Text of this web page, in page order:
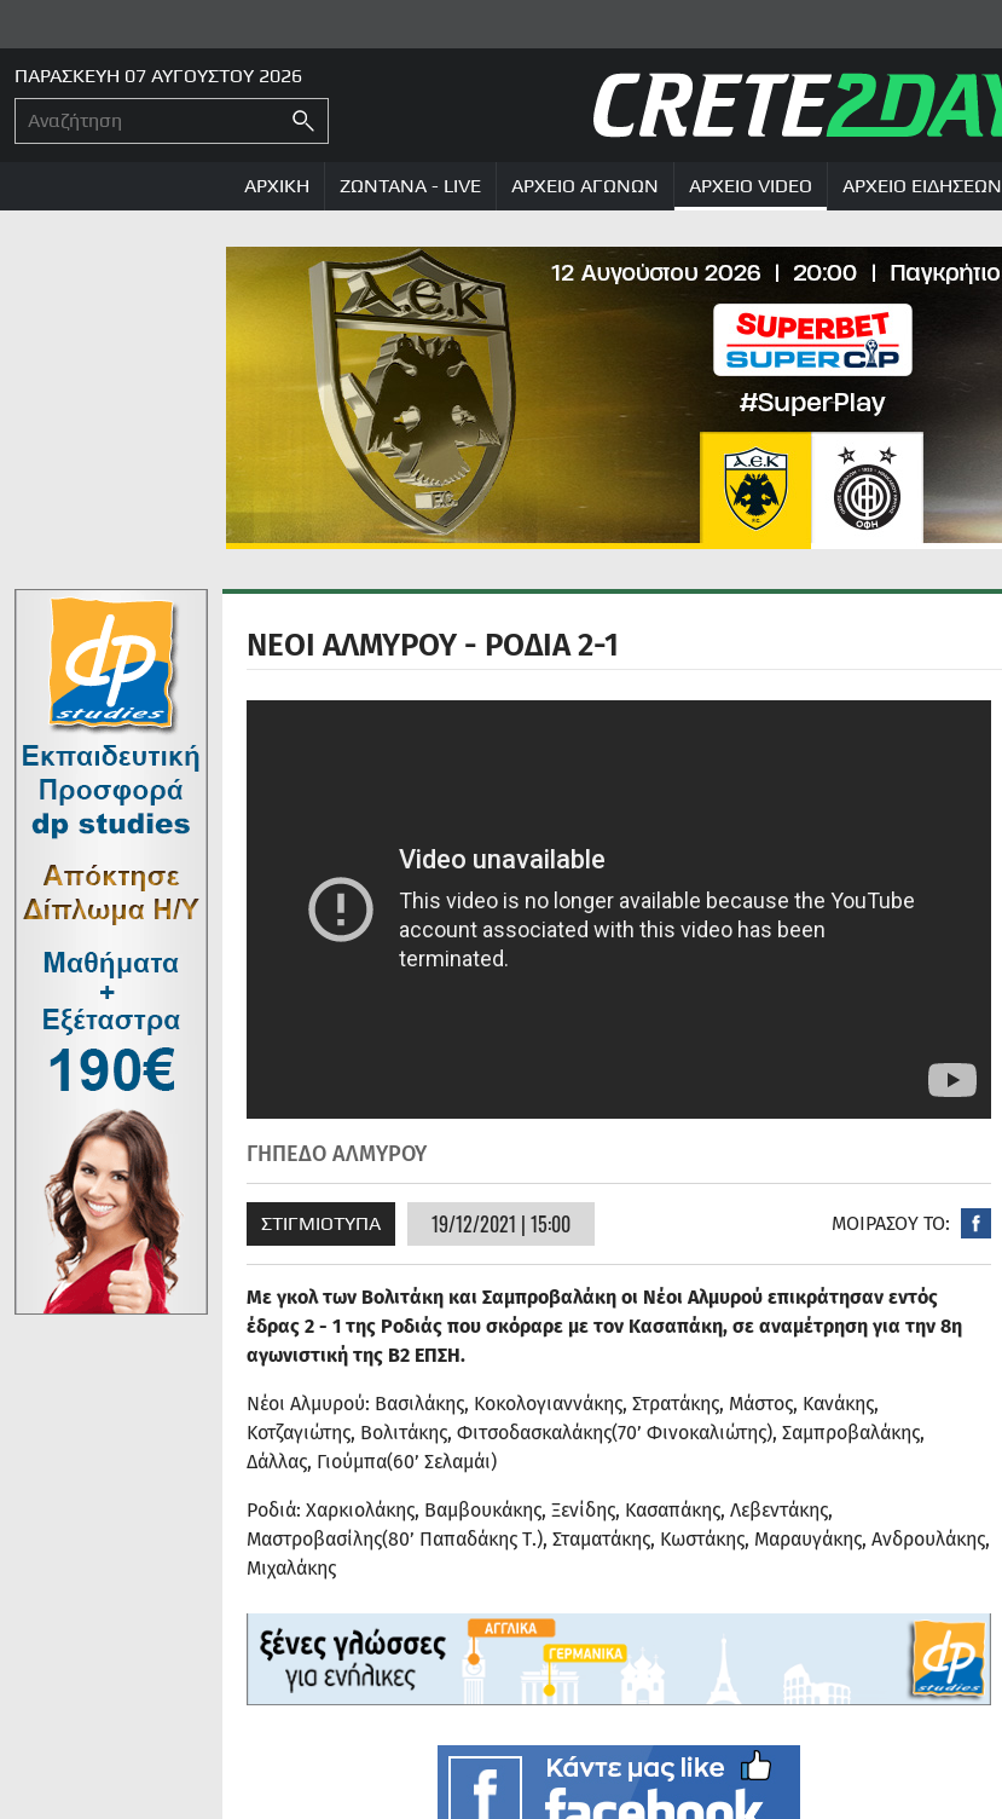
ΠΑΡΑΣΚΕΥΗ 07 ΑΥΓΟΥΣΤΟΥ 2026
ΑΡΧΙΚΗ ΖΩΝΤΑΝΑ - LIVE ΑΡΧΕΙΟ ΑΓΩΝΩΝ ΑΡΧΕΙΟ VIDEO ΑΡΧΕΙΟ ΕΙΔΗΣΕΩΝ
ΝΕΟΙ ΑΛΜΥΡΟΥ - ΡΟΔΙΑ 2-1
ΓΗΠΕΔΟ ΑΛΜΥΡΟΥ
ΣΤΙΓΜΙΟΤΥΠΑ 19/12/2021 | 15:00 ΜΟΙΡΑΣΟΥ ΤΟ:
Με γκολ των Βολιτάκη και Σαμπροβαλάκη οι Νέοι Αλμυρού επικράτησαν εντός
έδρας 2 - 1 της Ροδιάς που σκόραρε με τον Κασαπάκη, σε αναμέτρηση για την 8η
αγωνιστική της Β2 ΕΠΣΗ.
Νέοι Αλμυρού: Βασιλάκης, Κοκολογιαννάκης, Στρατάκης, Μάστος, Κανάκης,
Κοτζαγιώτης, Βολιτάκης, Φιτσοδασκαλάκης(70’ Φινοκαλιώτης), Σαμπροβαλάκης,
Δάλλας, Γιούμπα(60’ Σελαμάι)
Ροδιά: Χαρκιολάκης, Βαμβουκάκης, Ξενίδης, Κασαπάκης, Λεβεντάκης,
Μαστροβασίλης(80’ Παπαδάκης Τ.), Σταματάκης, Κωστάκης, Μαραυγάκης, Ανδρουλάκης,
Μιχαλάκης